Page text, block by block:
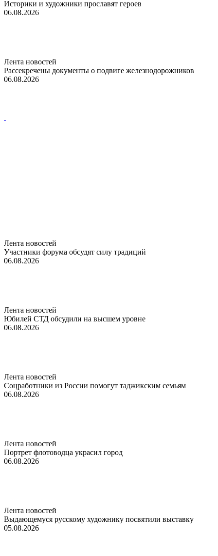
Историки и художники прославят героев
06.08.2026
Лента новостей
Рассекречены документы о подвиге железнодорожников
06.08.2026
Лента новостей
Участники форума обсудят силу традиций
06.08.2026
Лента новостей
Юбилей СТД обсудили на высшем уровне
06.08.2026
Лента новостей
Соцработники из России помогут таджикским семьям
06.08.2026
Лента новостей
Портрет флотоводца украсил город
06.08.2026
Лента новостей
Выдающемуся русскому художнику посвятили выставку
05.08.2026